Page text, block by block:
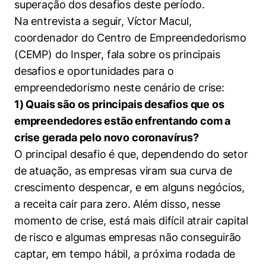
Políticas Públicas
Sustentabilidade
Tecnologia e Dados
superação dos desafios deste período.
Na entrevista a seguir, Víctor Macul,
coordenador do Centro de Empreendedorismo
(CEMP) do Insper, fala sobre os principais
desafios e oportunidades para o
empreendedorismo neste cenário de crise:
1) Quais são os principais desafios que os
empreendedores estão enfrentando com a
crise gerada pelo novo coronavírus?
​O principal desafio é que, dependendo do setor
de atuação, as empresas viram sua curva de
crescimento despencar, e em alguns negócios,
a receita cair para zero. Além disso, nesse
momento de crise, está mais difícil atrair capital
de risco e algumas empresas não conseguirão
captar, em tempo hábil, a próxima rodada de